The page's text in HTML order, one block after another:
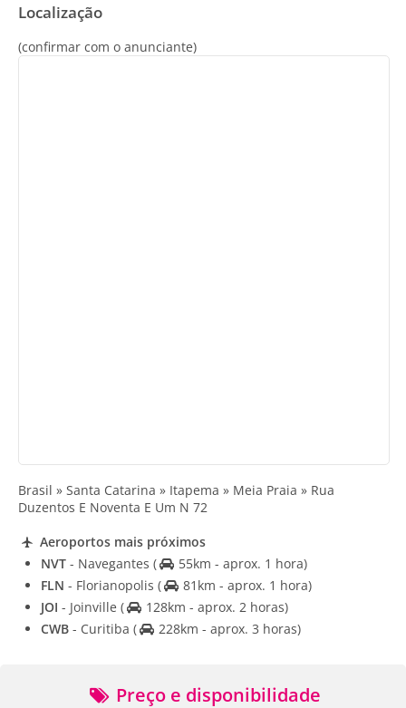
Localização
(confirmar com o anunciante)
Brasil » Santa Catarina » Itapema » Meia Praia » Rua
Duzentos E Noventa E Um N 72
Aeroportos mais próximos
NVT - Navegantes (
55km - aprox. 1 hora)
FLN - Florianopolis (
81km - aprox. 1 hora)
JOI - Joinville (
128km - aprox. 2 horas)
CWB - Curitiba ( 228km - aprox. 3 horas)
Preço e disponibilidade